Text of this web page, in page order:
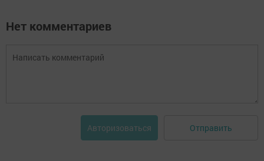
Нет комментариев
Авторизоваться Отправить